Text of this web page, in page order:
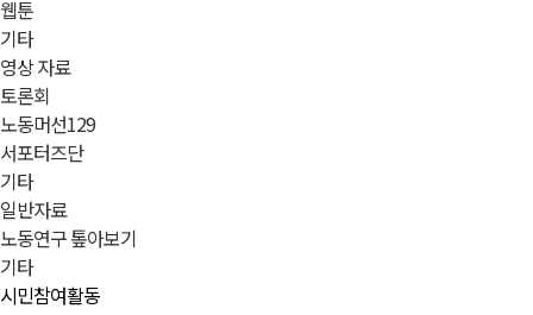
웹툰
기타
영상 자료
토론회
노동머선129
서포터즈단
기타
일반자료
노동연구 톺아보기
기타
시민참여활동